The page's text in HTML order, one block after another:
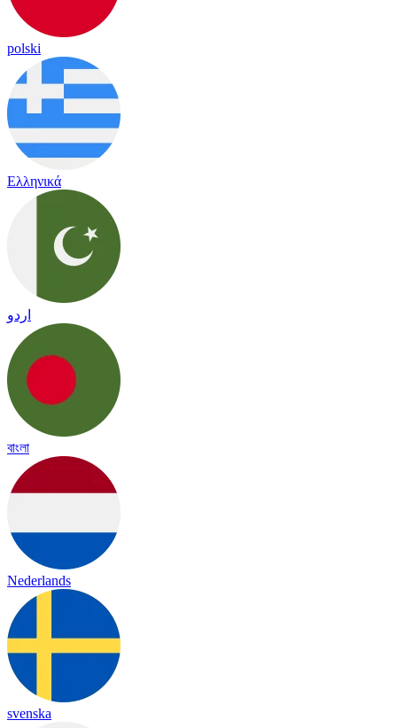
polski
Ελληνικά
اردو
বাংলা
Nederlands
svenska